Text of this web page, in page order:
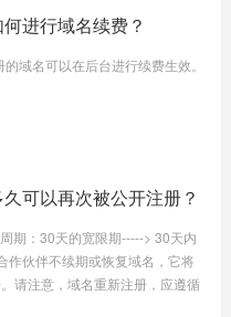
进行域名续费？
域名可以在后台进行续费生效。
可以再次被公开注册？
期：30天的宽限期-----> 30天内
作伙伴不续期或恢复域名，它将
请注意，域名重新注册，应遵循